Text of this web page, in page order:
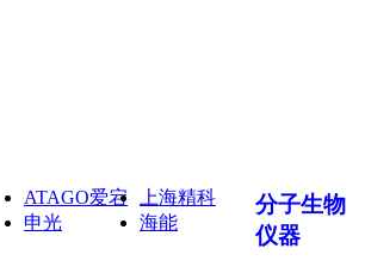
ATAGO爱宕 上海精科
申光 海能
分子生物
仪器